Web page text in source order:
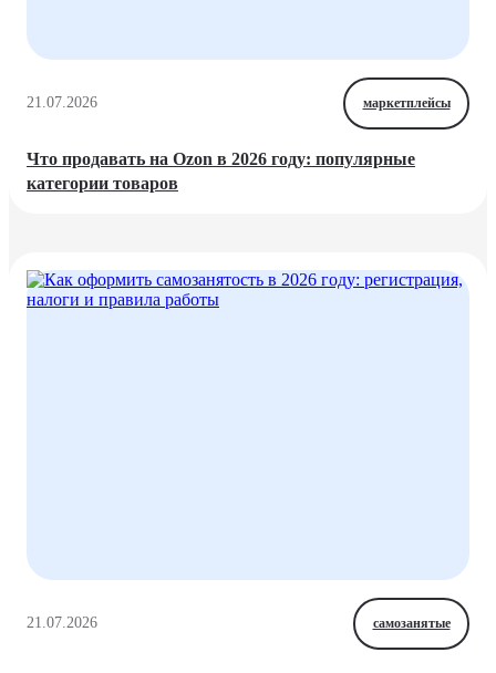
21.07.2026 маркетплейсы
Что продавать на Ozon в 2026 году: популярные
категории товаров
21.07.2026 самозанятые